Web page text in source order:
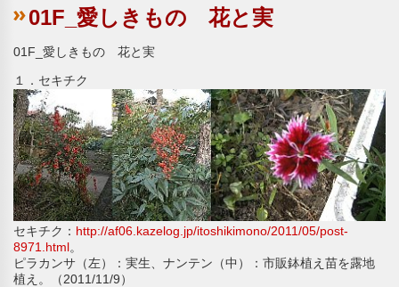
01F_愛しきもの 花と実
01F_愛しきもの 花と実
１．セキチク
セキチク： http://af06.kazelog.jp/itoshikimono/2011/05/post-
8971.html。
ピラカンサ（左）：実生、ナンテン（中）：市販鉢植え苗を露地
植え。（2011/11/9）